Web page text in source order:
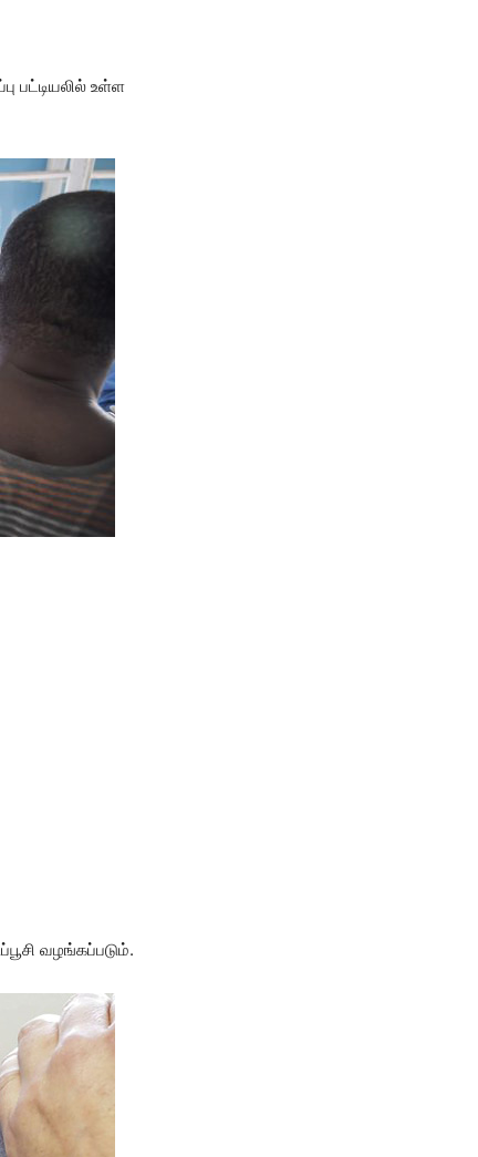
பட்டியலில் உள்ள
வழங்கப்படும்.